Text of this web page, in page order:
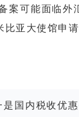
案可能面临外
亚大使馆申请
是国内税收优